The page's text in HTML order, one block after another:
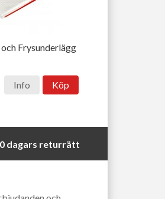
Frysunderlägg
Info Köp
dagars returrätt